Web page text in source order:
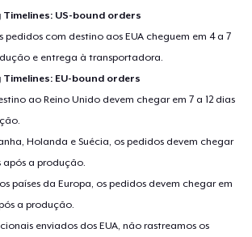
US-bound orders
pedidos com destino aos EUA cheguem em 4 a 7
e entrega à transportadora.
EU-bound orders
ao Reino Unido devem chegar em 7 a 12 dias
Holanda e Suécia, os pedidos devem chegar
após a produção.
países da Europa, os pedidos devem chegar em
a produção.
enviados dos EUA, não rastreamos os